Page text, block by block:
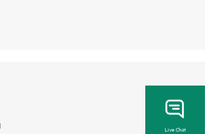
Live Chat